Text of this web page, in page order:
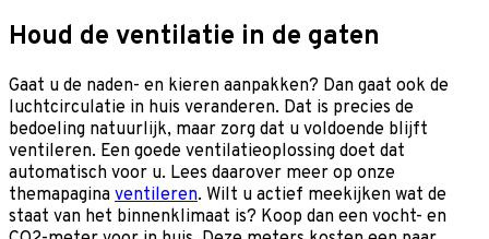
Houd de ventilatie in de gaten
Gaat u de naden- en kieren aanpakken? Dan gaat ook de
luchtcirculatie in huis veranderen. Dat is precies de
bedoeling natuurlijk, maar zorg dat u voldoende blijft
ventileren. Een goede ventilatieoplossing doet dat
automatisch voor u. Lees daarover meer op onze
themapagina ventileren. Wilt u actief meekijken wat de
staat van het binnenklimaat is? Koop dan een vocht- en